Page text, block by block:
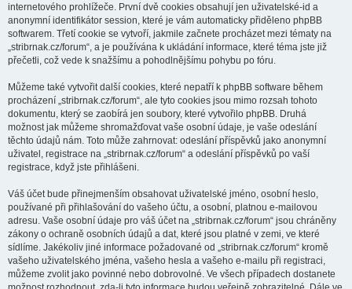
internetového prohlížeče. První dvě cookies obsahují jen uživatelské-id a
anonymní identifikátor session, které je vám automaticky přiděleno phpBB
softwarem. Třetí cookie se vytvoří, jakmile začnete procházet mezi tématy na
„stribrnak.cz/forum“, a je používána k ukládání informace, které téma jste již
přečetli, což vede k snažšímu a pohodlnějšímu pohybu po fóru.
Můžeme také vytvořit další cookies, které nepatří k phpBB software během
procházení „stribrnak.cz/forum“, ale tyto cookies jsou mimo rozsah tohoto
dokumentu, který se zaobírá jen soubory, které vytvořilo phpBB. Druhá
možnost jak můžeme shromažďovat vaše osobní údaje, je vaše odeslání
těchto údajů nám. Toto může zahrnovat: odeslání příspěvků jako anonymní
uživatel, registrace na „stribrnak.cz/forum“ a odeslání příspěvků po vaší
registrace, když jste přihlášeni.
Váš účet bude přinejmenším obsahovat uživatelské jméno, osobní heslo,
používané při přihlašování do vašeho účtu, a osobní, platnou e-mailovou
adresu. Vaše osobní údaje pro váš účet na „stribrnak.cz/forum“ jsou chráněny
zákony o ochraně osobních údajů a dat, které jsou platné v zemi, ve které
sídlíme. Jakékoliv jiné informace požadované od „stribrnak.cz/forum“ kromě
vašeho uživatelského jména, vašeho hesla a vašeho e-mailu při registraci,
můžeme zvolit jako povinné nebo dobrovolné. Ve všech případech dostanete